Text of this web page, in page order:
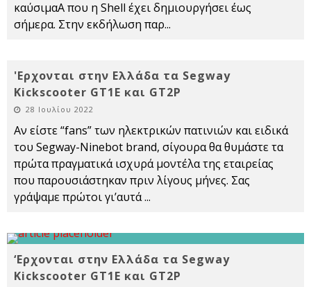
καύσιμαA που η Shell έχει δημιουργήσει έως
σήμερα. Στην εκδήλωση παρ...
'Ερχονται στην Ελλάδα τα Segway
Kickscooter GT1E και GT2P
28 Ιουλίου 2022
Αν είστε “fans” των ηλεκτρικών πατινιών και ειδικά
του Segway-Ninebot brand, σίγουρα θα θυμάστε τα
πρώτα πραγματικά ισχυρά μοντέλα της εταιρείας
που παρουσιάστηκαν πριν λίγους μήνες. Σας
γράψαμε πρώτοι γι’αυτά...
‘Ερχονται στην Ελλάδα τα Segway
Kickscooter GT1E και GT2P